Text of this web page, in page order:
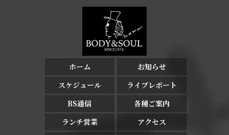
ホーム
お知らせ
スケジュール
ライブレポート
BS通信
各種ご案内
ランチ営業
アクセス